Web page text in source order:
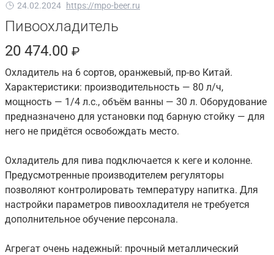
24.02.2024
https://mpo-beer.ru
Пивоохладитель
20 474.00 ₽
Охладитель на 6 сортов, оранжевый, пр-во Китай.
Характеристики: производительность — 80 л/ч,
мощность — 1/4 л.с., объём ванны — 30 л. Оборудование
предназначено для установки под барную стойку — для
него не придётся освобождать место.
Охладитель для пива подключается к кеге и колонне.
Предусмотренные производителем регуляторы
позволяют контролировать температуру напитка. Для
настройки параметров пивоохладителя не требуется
дополнительное обучение персонала.
Агрегат очень надежный: прочный металлический